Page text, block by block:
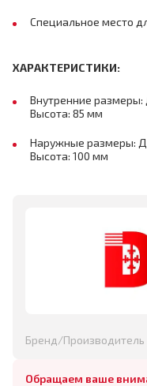
Специальное место
ХАРАКТЕРИСТИКИ:
Внутренние
Высота: 85 мм
Наружные размеры:
Высота: 100 мм
Бренд/Производитель
Обращаем ваше